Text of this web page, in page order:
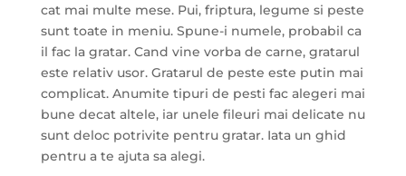
cat mai multe mese. Pui, friptura, legume si peste
sunt toate in meniu. Spune-i numele, probabil ca
il fac la gratar. Cand vine vorba de carne, gratarul
este relativ usor. Gratarul de peste este putin mai
complicat. Anumite tipuri de pesti fac alegeri mai
bune decat altele, iar unele fileuri mai delicate nu
sunt deloc potrivite pentru gratar. Iata un ghid
pentru a te ajuta sa alegi.